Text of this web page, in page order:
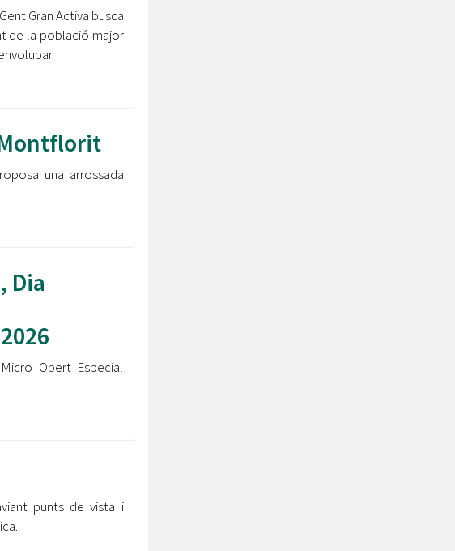
Gran Activa busca
de la població major
una arrossada
Dia
Obert Especial
punts de vista i